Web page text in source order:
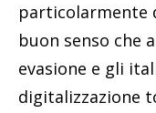
particolarmente
buon senso che
evasione e gli
digitalizzazione